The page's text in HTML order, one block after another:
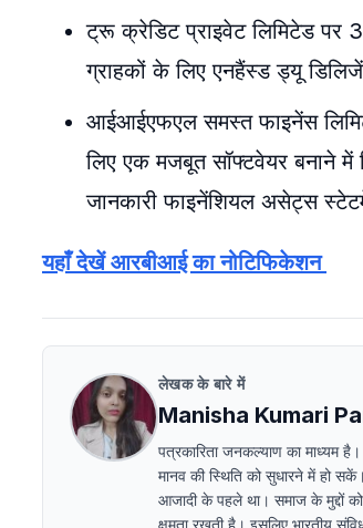
ट्रू क्रेडिट प्राइवेट लिमिटेड पर
ग्राहकों के लिए एनहैंस्ड ड्यू
आईआईएफएल समस्त फाइनेंस
लिए एक मजबूत सॉफ्टवेयर बनाने में
जानकारी फाइनेंशियल असेट्स
यहाँ देखें आरबीआई का नोटिफिकेशन
लेखक के बारे में
Manisha Kumari
पत्रकारिता जनकल्याण का माध्यम
मानव की स्थिति को सुधारने में हो
आजादी के पहले था। समाज के मुद्दों
क्षमता रखती है। इसलिए भारतीय